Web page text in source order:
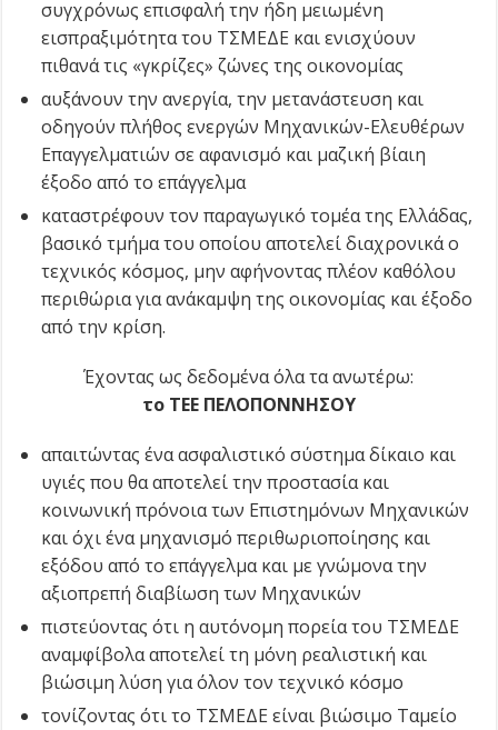
συγχρόνως επισφαλή την ήδη μειωμένη
εισπραξιμότητα του ΤΣΜΕΔΕ και ενισχύουν
πιθανά τις «γκρίζες» ζώνες της οικονομίας
αυξάνουν την ανεργία, την μετανάστευση και
οδηγούν πλήθος ενεργών Μηχανικών-Ελευθέρων
Επαγγελματιών σε αφανισμό και μαζική βίαιη
έξοδο από το επάγγελμα
καταστρέφουν τον παραγωγικό τομέα της Ελλάδας,
βασικό τμήμα του οποίου αποτελεί διαχρονικά ο
τεχνικός κόσμος, μην αφήνοντας πλέον καθόλου
περιθώρια για ανάκαμψη της οικονομίας και έξοδο
από την κρίση.
Έχοντας ως δεδομένα όλα τα ανωτέρω:
το TEE ΠΕΛΟΠΟΝΝΗΣΟΥ
απαιτώντας ένα ασφαλιστικό σύστημα δίκαιο και
υγιές που θα αποτελεί την προστασία και
κοινωνική πρόνοια των Επιστημόνων Μηχανικών
και όχι ένα μηχανισμό περιθωριοποίησης και
εξόδου από το επάγγελμα και με γνώμονα την
αξιοπρεπή διαβίωση των Μηχανικών
πιστεύοντας ότι η αυτόνομη πορεία του ΤΣΜΕΔΕ
αναμφίβολα αποτελεί τη μόνη ρεαλιστική και
βιώσιμη λύση για όλον τον τεχνικό κόσμο
τονίζοντας ότι το ΤΣΜΕΔΕ είναι βιώσιμο Ταμείο